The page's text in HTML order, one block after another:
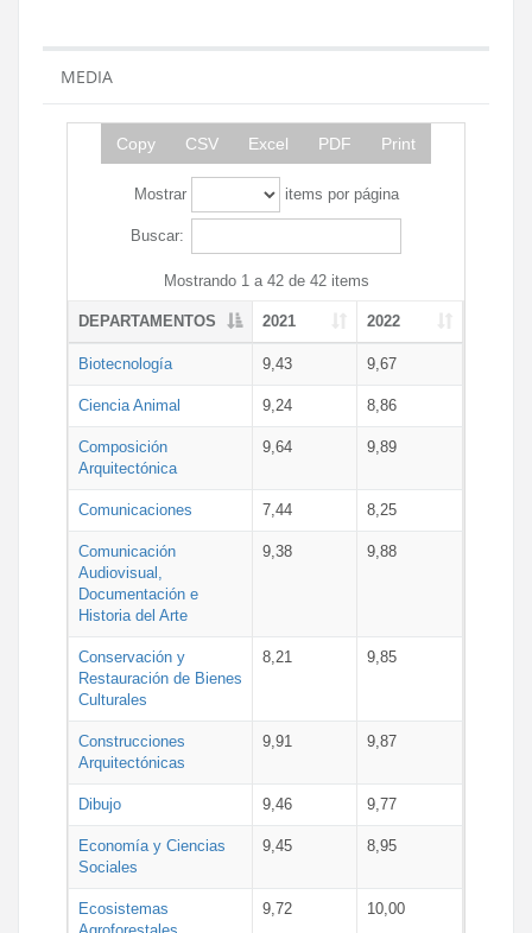
MEDIA
Copy CSV Excel PDF Print
Mostrar items por página
Buscar:
Mostrando 1 a 42 de 42 items
DEPARTAMENTOS 2021 2022
Biotecnología 9,43 9,67
Ciencia Animal 9,24 8,86
Composición
Arquitectónica
9,64 9,89
Comunicaciones 7,44 8,25
Comunicación
Audiovisual,
Documentación e
Historia del Arte
9,38 9,88
Conservación y
Restauración de Bienes
Culturales
8,21 9,85
Construcciones
Arquitectónicas
9,91 9,87
Dibujo 9,46 9,77
Economía y Ciencias
Sociales
9,45 8,95
Ecosistemas
9,72 10,00